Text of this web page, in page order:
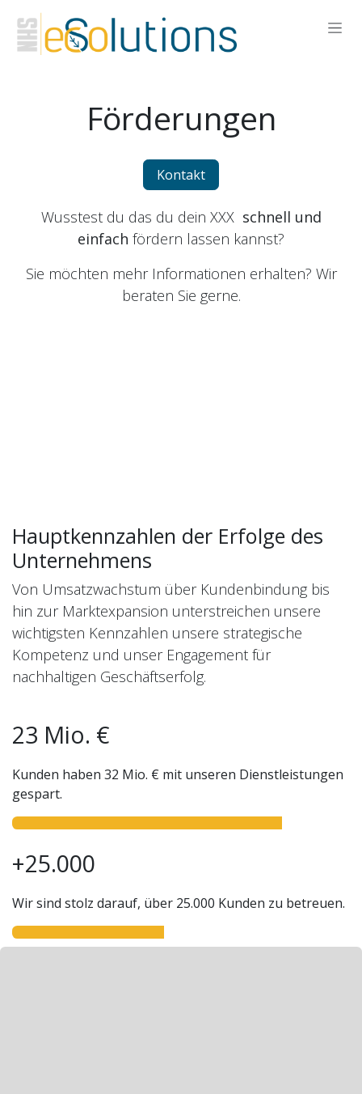
Zum Inhalt springen
Förderungen
Kontakt
Wusstest du das du dein XXX schnell und
einfach fördern lassen kannst?
Sie möchten mehr Informationen erhalten? Wir
beraten Sie gerne.
Hauptkennzahlen der Erfolge des
Unternehmens
Von Umsatzwachstum über Kundenbindung bis
hin zur Marktexpansion unterstreichen unsere
wichtigsten Kennzahlen unsere strategische
Kompetenz und unser Engagement für
nachhaltigen Geschäftserfolg.
23 Mio. €
Kunden haben 32 Mio. € mit unseren Dienstleistungen
gespart.
+25.000
Wir sind stolz darauf, über 25.000 Kunden zu betreuen.